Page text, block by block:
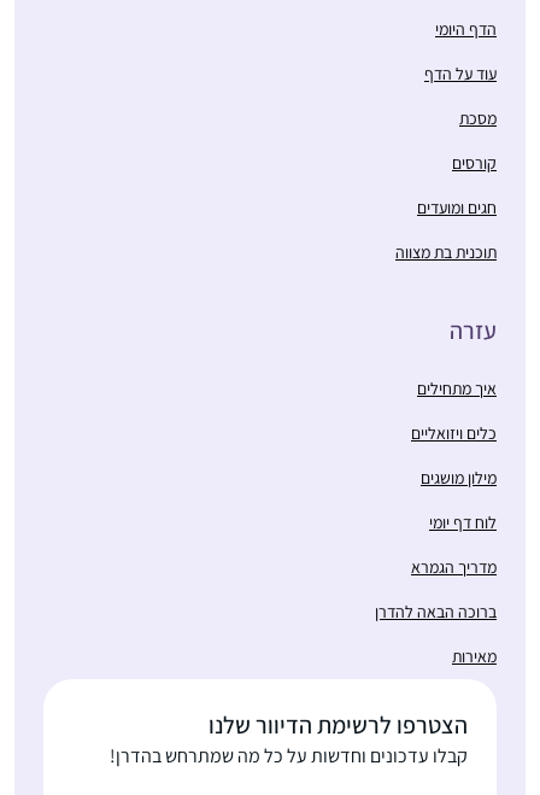
הדף היומי
עוד על הדף
מסכת
קורסים
חגים ומועדים
תוכנית בת מצווה
עזרה
איך מתחילים
כלים ויזואליים
מילון מושגים
לוח דף יומי
מדריך הגמרא
ברוכה הבאה להדרן
מאירות
הצטרפו לרשימת הדיוור שלנו
קבלו עדכונים וחדשות על כל מה שמתרחש בהדרן!